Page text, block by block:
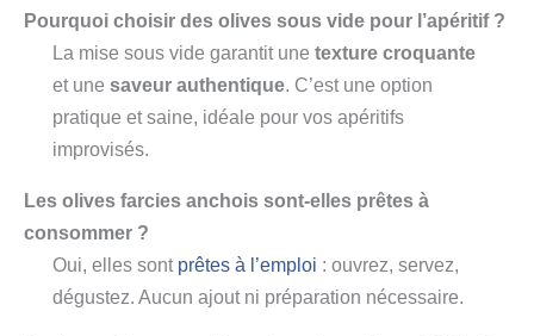
Pourquoi choisir des olives sous vide pour l’apéritif ?
La mise sous vide garantit une texture croquante
et une saveur authentique. C’est une option
pratique et saine, idéale pour vos apéritifs
improvisés.
Les olives farcies anchois sont-elles prêtes à
consommer ?
Oui, elles sont prêtes à l’emploi : ouvrez, servez,
dégustez. Aucun ajout ni préparation nécessaire.